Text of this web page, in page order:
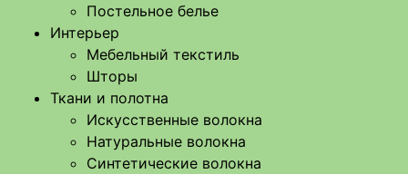
Постельное белье
Интерьер
Мебельный текстиль
Шторы
Ткани и полотна
Искусственные волокна
Натуральные волокна
Синтетические волокна